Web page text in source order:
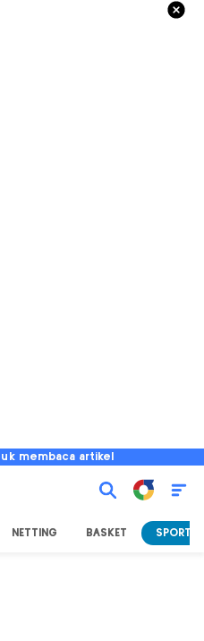
membaca artikel
NETTING BASKET SPORT